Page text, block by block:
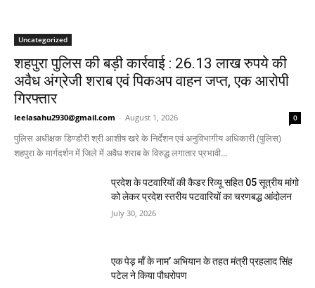
Uncategorized
शहपुरा पुलिस की बड़ी कार्रवाई : 26.13 लाख रुपये की
अवैध अंग्रेजी शराब एवं पिकअप वाहन जप्त, एक आरोपी
गिरफ्तार
leelasahu2930@gmail.com - August 1, 2026 0
पुलिस अधीक्षक डिण्डौरी श्री आशीष खरे के निर्देशन एवं अनुविभागीय अधिकारी (पुलिस)
शहपुरा के मार्गदर्शन में जिले में अवैध शराब के विरुद्ध लगातार प्रभावी...
प्रदेश के पटवारियों की कैडर रिव्यू सहित 05 सूत्रीय मांगो
को लेकर प्रदेश स्तरीय पटवारियों का चरणबद्ध आंदोलन
July 30, 2026
एक पेड़ माँ के नाम’ अभियान के तहत मंत्री प्रहलाद सिंह
पटेल ने किया पौधरोपण